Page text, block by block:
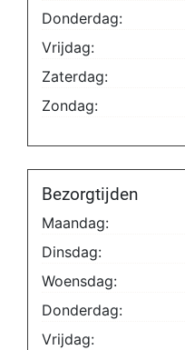
Donderdag:
Vrijdag:
Zaterdag:
Zondag:
Bezorgtijden
Maandag:
Dinsdag:
Woensdag:
Donderdag:
Vrijdag: